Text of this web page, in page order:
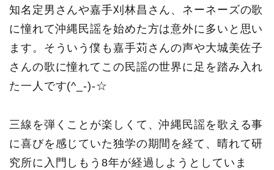
知名定男さんや嘉手刈林昌さん、ネーネーズの歌
に憧れて沖縄民謡を始めた方は意外に多いと思い
ます。そういう僕も嘉手苅さんの声や大城美佐子
さんの歌に憧れてこの民謡の世界に足を踏み入れ
た一人です(^_-)-☆
三線を弾くことが楽しくて、沖縄民謡を歌える事
に喜びを感じていた独学の期間を経て、晴れて研
究所に入門しもう8年が経過しようとしていま